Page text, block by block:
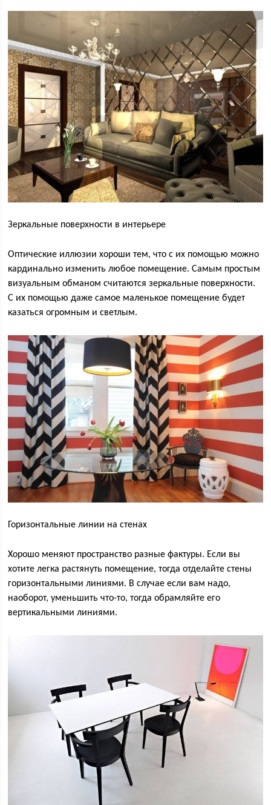
Зеркальные поверхности в интерьере
Оптические иллюзии хороши тем, что с их помощью можно
кардинально изменить любое помещение. Самым простым
визуальным обманом считаются зеркальные поверхности.
С их помощью даже самое маленькое помещение будет
казаться огромным и светлым.
Горизонтальные линии на стенах
Хорошо меняют пространство разные фактуры. Если вы
хотите легка растянуть помещение, тогда отделайте стены
горизонтальными линиями. В случае если вам надо,
наоборот, уменьшить что-то, тогда обрамляйте его
вертикальными линиями.